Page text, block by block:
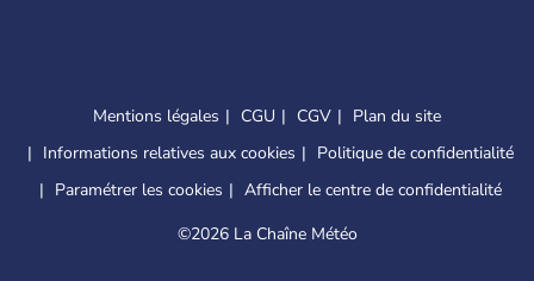
Mentions légales CGU CGV
Plan du site
Informations relatives aux cookies
Politique de confidentialité
Paramétrer les cookies
Afficher le centre de confidentialité
©2026 La Chaîne Météo